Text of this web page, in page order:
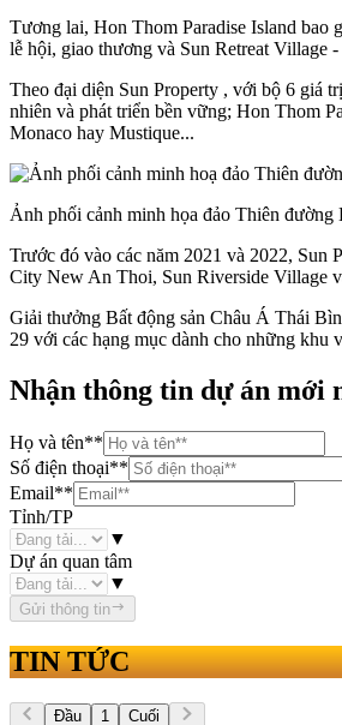
Tương lai, Hon Thom Paradise Island bao
lễ hội, giao thương và Sun Retreat Village
Theo đại diện Sun Property , với bộ 6 giá
nhiên và phát triển bền vững; Hon Thom
Monaco hay Mustique...
Ảnh phối cảnh minh họa đảo Thiên
Trước đó vào các năm 2021 và 2022, Sun
City New An Thoi, Sun Riverside Village
Giải thưởng Bất động sản Châu Á Thái
29 với các hạng mục dành cho những
Nhận thông tin dự án mới
Họ và tên**
Số điện thoại**
Email**
Tỉnh/TP
▼
Dự án quan tâm
▼
Gửi thông tin
TIN TỨC
Đầu 1 Cuối